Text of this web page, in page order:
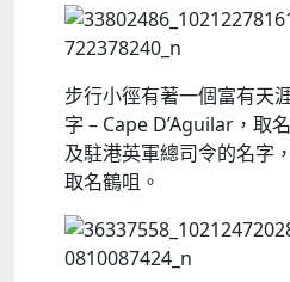
步行小徑有著一個富有天
字 – Cape D’Aguilar，取
及駐港英軍總司令的名字
取名鶴咀。